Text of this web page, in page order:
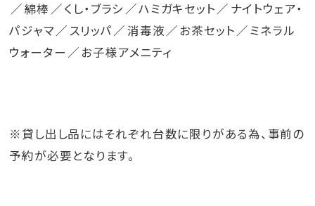
綿棒
くし・ブラシ ハミガキセット
ナイトウェア・
パジャマ
スリッパ 消毒液 お茶セット
ミネラル
ウォーター
お子様アメニティ
※貸し出し品にはそれぞれ台数に限りがある為、事前の
予約が必要となります。